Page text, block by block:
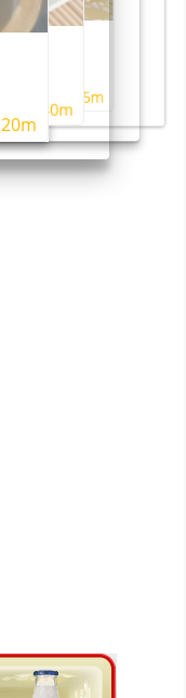
20m
40m
55m